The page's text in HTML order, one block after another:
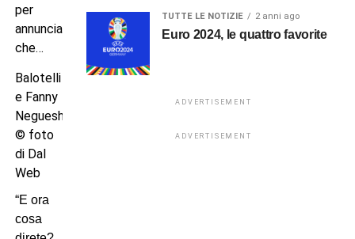
per
annunciare
che…
Balotelli
e Fanny
Neguesha
© foto
di Dal
Web
“E ora
cosa
TUTTE LE NOTIZIE 2 anni ago
Euro 2024, le quattro favorite
ADVERTISEMENT
ADVERTISEMENT